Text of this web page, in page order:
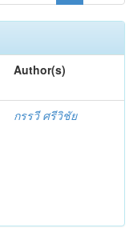
Author(s)
กรรวี ศรีวิชัย